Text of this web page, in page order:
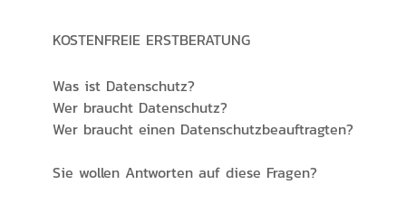
KOSTENFREIE ERSTBERATUNG
Was ist Datenschutz?
Wer braucht Datenschutz?
Wer braucht einen Datenschutzbeauftragten?
Sie wollen Antworten auf diese Fragen?